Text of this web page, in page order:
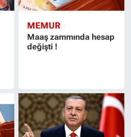
MEMUR
Maaş zammında hesap
değişti !